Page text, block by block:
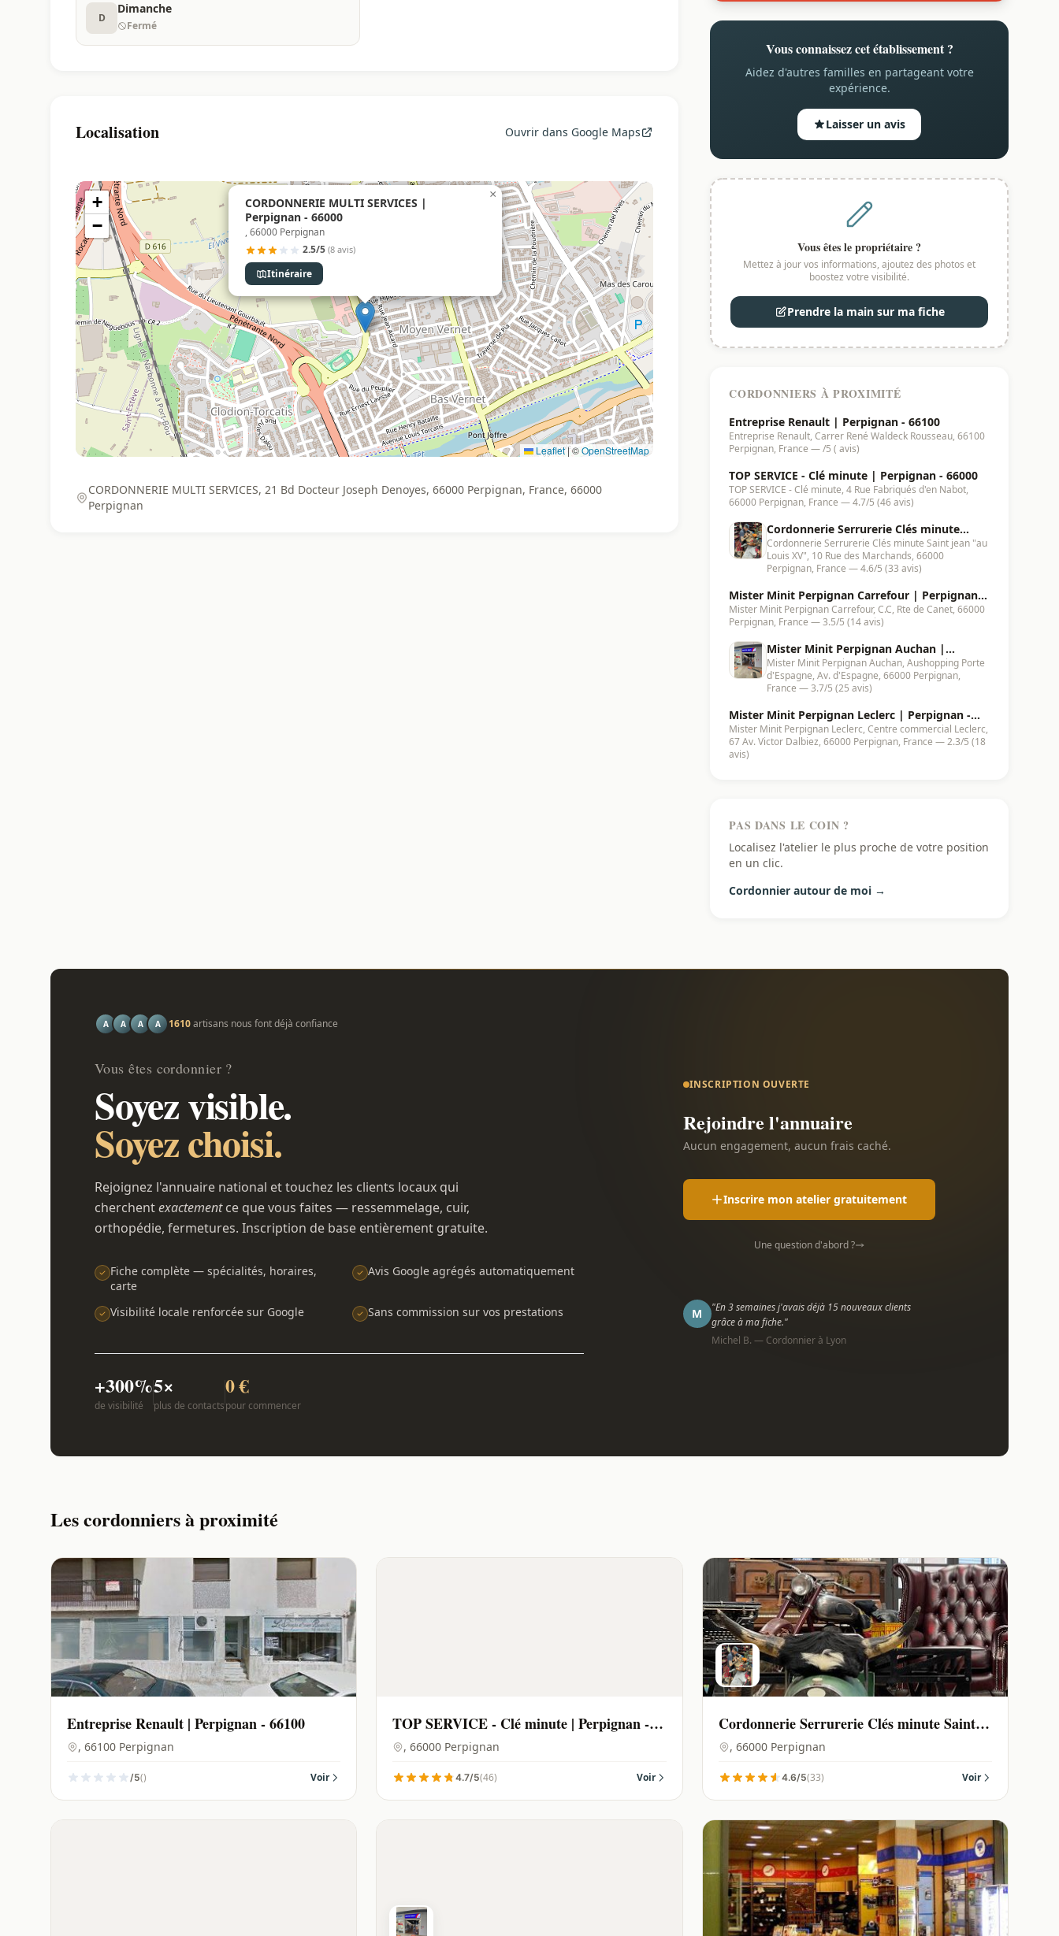
D
Dimanche
Fermé
Localisation Ouvrir dans Google Maps
CORDONNERIE MULTI SERVICES |
Perpignan - 66000
, 66000 Perpignan
2.5/5 (8 avis)
Itinéraire
×
+
−
Leaflet|©OpenStreetMap
CORDONNERIE MULTI SERVICES, 21 Bd Docteur Joseph Denoyes, 66000 Perpignan, France, 66000
Perpignan
Vous connaissez cet établissement ?
Aidez d'autres familles en partageant votre
expérience.
Laisser un avis
Vous êtes le propriétaire ?
Mettez à jour vos informations, ajoutez des photos et
boostez votre visibilité.
Prendre la main sur ma fiche
CORDONNIERS À PROXIMITÉ
Entreprise Renault | Perpignan - 66100
Entreprise Renault, Carrer René Waldeck Rousseau, 66100
Perpignan, France — /5 ( avis)
TOP SERVICE - Clé minute | Perpignan - 66000
TOP SERVICE - Clé minute, 4 Rue Fabriqués d'en Nabot,
66000 Perpignan, France — 4.7/5 (46 avis)
Cordonnerie Serrurerie Clés minute
Saint jean "au Louis XV" | Perpignan -
66000
Cordonnerie Serrurerie Clés minute Saint jean "au
Louis XV", 10 Rue des Marchands, 66000
Perpignan, France — 4.6/5 (33 avis)
Mister Minit Perpignan Carrefour | Perpignan -
66000
Mister Minit Perpignan Carrefour, C.C, Rte de Canet, 66000
Perpignan, France — 3.5/5 (14 avis)
Mister Minit Perpignan Auchan |
Perpignan - 66000
Mister Minit Perpignan Auchan, Aushopping Porte
d'Espagne, Av. d'Espagne, 66000 Perpignan,
France — 3.7/5 (25 avis)
Mister Minit Perpignan Leclerc | Perpignan -
66000
Mister Minit Perpignan Leclerc, Centre commercial Leclerc,
67 Av. Victor Dalbiez, 66000 Perpignan, France — 2.3/5 (18
avis)
PAS DANS LE COIN ?
Localisez l'atelier le plus proche de votre position
en un clic.
Cordonnier autour de moi →
A A A A 1610artisans nous font déjà confiance
Vous êtes cordonnier ?
Soyez visible.
Soyez choisi.
Rejoignez l'annuaire national et touchez les clients locaux qui
cherchentexactementce que vous faites — ressemmelage, cuir,
orthopédie, fermetures. Inscription de base entièrement gratuite.
Fiche complète — spécialités, horaires,
carte
Avis Google agrégés automatiquement
Visibilité locale renforcée sur Google Sans commission sur vos prestations
+300%
de visibilité
5×
plus de contacts
0 €
pour commencer
INSCRIPTION OUVERTE
Rejoindre l'annuaire
Aucun engagement, aucun frais caché.
Inscrire mon atelier gratuitement
Une question d'abord ?
M
"En 3 semaines j'avais déjà 15 nouveaux clients
grâce à ma fiche."
Michel B. — Cordonnier à Lyon
Les cordonniers à proximité
Entreprise Renault | Perpignan - 66100
, 66100 Perpignan
/5() Voir
TOP SERVICE - Clé minute | Perpignan -
66000
, 66000 Perpignan
4.7/5(46) Voir
Cordonnerie Serrurerie Clés minute Saint
jean "au Louis XV" | Perpignan - 66000
, 66000 Perpignan
4.6/5(33) Voir